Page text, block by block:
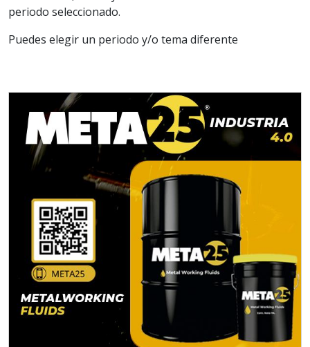
periodo seleccionado.
Puedes elegir un periodo y/o tema diferente